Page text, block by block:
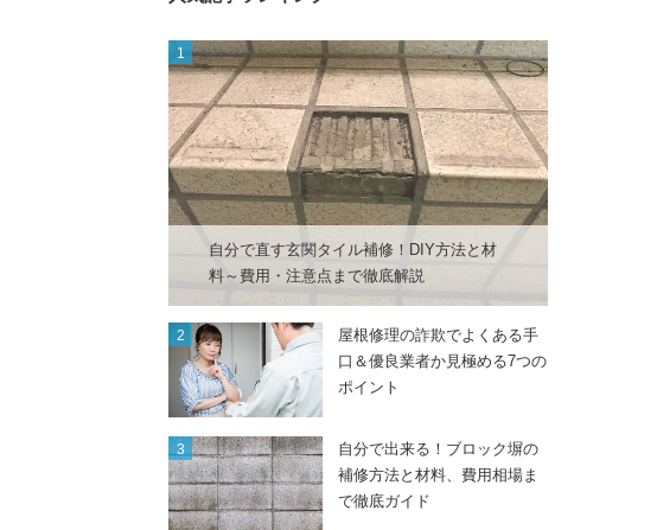
自分で直す玄関タイル補修！DIY方法と材
料～費用・注意点まで徹底解説
屋根修理の詐欺でよくある手
口＆優良業者か見極める7つの
ポイント
自分で出来る！ブロック塀の
補修方法と材料、費用相場ま
で徹底ガイド